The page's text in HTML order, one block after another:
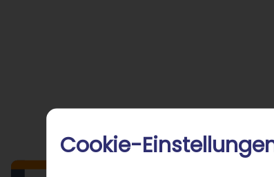
Cookie-